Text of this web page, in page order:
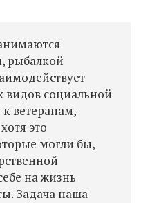
рыбалкой
видов социальной
ветеранам,
это
могли бы,
на жизнь
Задача наша